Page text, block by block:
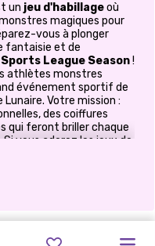
un jeu d'habillageoù
magiques pour
vous à plonger
fantaisie et de
Sports League Season!
athlètes monstres
événement sportif de
Lunaire. Votre mission :
des coiffures
qui feront briller chaque
vous adorez les jeux de
ce jeu deviendra vite
LES